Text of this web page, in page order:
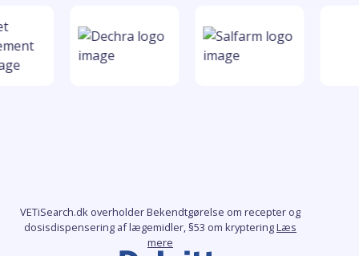
VETiSearch.dk overholder Bekendtgørelse om recepter og
dosisdispensering af lægemidler, §53 om krypteringLæs
mere